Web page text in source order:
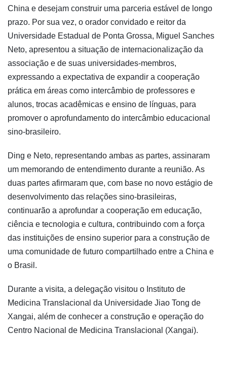
China e desejam construir uma parceria estável de longo
prazo. Por sua vez, o orador convidado e reitor da
Universidade Estadual de Ponta Grossa, Miguel Sanches
Neto, apresentou a situação de internacionalização da
associação e de suas universidades-membros,
expressando a expectativa de expandir a cooperação
prática em áreas como intercâmbio de professores e
alunos, trocas acadêmicas e ensino de línguas, para
promover o aprofundamento do intercâmbio educacional
sino-brasileiro.
Ding e Neto, representando ambas as partes, assinaram
um memorando de entendimento durante a reunião. As
duas partes afirmaram que, com base no novo estágio de
desenvolvimento das relações sino-brasileiras,
continuarão a aprofundar a cooperação em educação,
ciência e tecnologia e cultura, contribuindo com a força
das instituições de ensino superior para a construção de
uma comunidade de futuro compartilhado entre a China e
o Brasil.
Durante a visita, a delegação visitou o Instituto de
Medicina Translacional da Universidade Jiao Tong de
Xangai, além de conhecer a construção e operação do
Centro Nacional de Medicina Translacional (Xangai).